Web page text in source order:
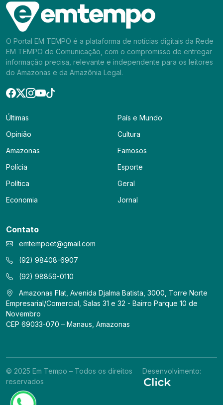
O Portal EM TEMPO é a plataforma de notícias digitais da Rede
EM TEMPO de Comunicação, com o compromisso de entregar
informação precisa, relevante e independente para os leitores
do Amazonas e da Amazônia Legal.
Últimas
Opinião
Amazonas
Polícia
Política
Economia
País e Mundo
Cultura
Famosos
Esporte
Geral
Jornal
Contato
emtempoet@gmail.com
(92) 98408-6907
(92) 98859-0110
Amazonas Flat, Avenida Djalma Batista, 3000, Torre Norte
Empresarial/Comercial, Salas 31 e 32 - Bairro Parque 10 de
Novembro
CEP 69033-070 – Manaus, Amazonas
© 2025 Em Tempo – Todos os direitos
reservados
Desenvolvimento: